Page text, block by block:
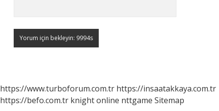
https://www.turboforum.com.tr https://insaatakkaya.com.tr
https://befo.com.tr knight online nttgame Sitemap